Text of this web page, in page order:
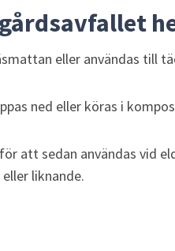
eller användas till
ned eller köras i
att sedan användas vid
liknande.